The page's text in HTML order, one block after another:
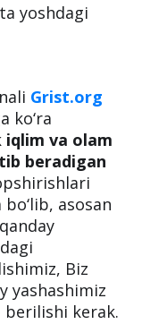
yoshdagi
Grist.org
ko‘ra
iqlim va olam
beradigan
asosan
Biz
yashashimiz
kerak.